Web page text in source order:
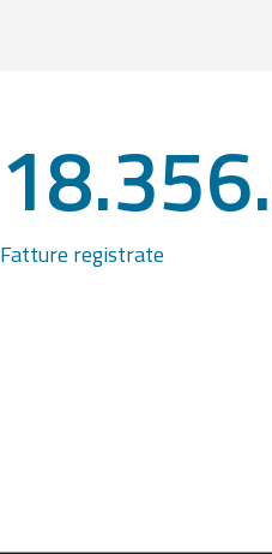
Fatture registrate